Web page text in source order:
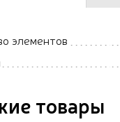
элементов
товары